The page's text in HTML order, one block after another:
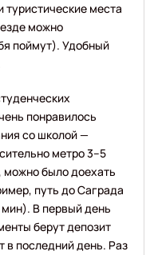
туристические места
можно
поймут). Удобный
понравилось
со школой —
метро 3–5
было доехать
путь до Саграда
В первый день
берут депозит
в последний день. Раз